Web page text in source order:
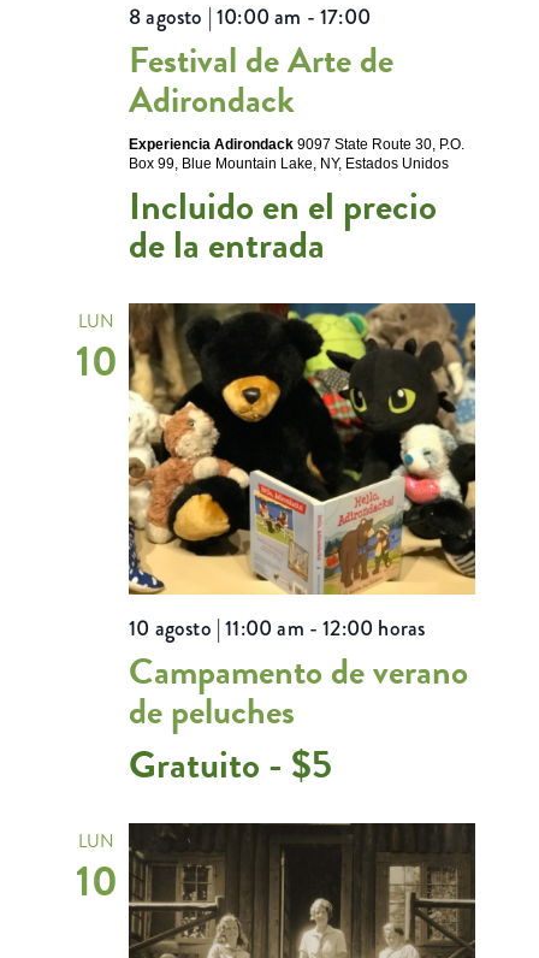
Festival de Arte de
Adirondack
8 agosto | 10:00 am -17:00
Experiencia Adirondack9097 State Route 30, P.O.
Box 99, Blue Mountain Lake, NY, Estados Unidos
Incluido en el precio
de la entrada
LUN
10
Campamento de verano
de peluches
10 agosto | 11:00 am -12:00 horas
Gratuito - $5
LUN
10